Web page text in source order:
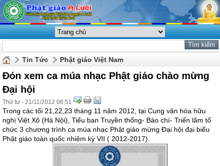
Tin Tức Phật giáo Việt Nam
Đón xem ca múa nhạc Phật giáo chào mừng
Đại hội
Thứ tư - 21/11/2012 06:51
Trong các tối 21,22,23 tháng 11 năm 2012, tại Cung văn hóa hữu
nghị Việt Xô (Hà Nội), Tiểu ban Truyền thống- Báo chí- Triển lãm tổ
chức 3 chương trình ca múa nhạc Phật giáo mừng Đại hội đại biểu
Phật giáo toàn quốc nhiệm kỳ VII ( 2012-2017).